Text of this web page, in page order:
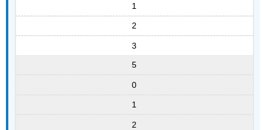
1
2
3
5
0
1
2